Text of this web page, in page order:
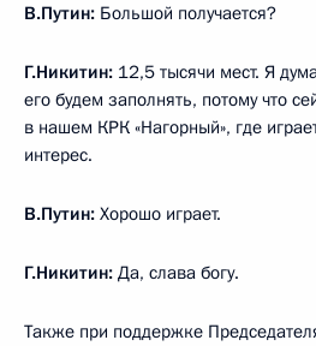
В.Путин: Большой получается?
Г.Никитин: 12,5 тысячи мест. Я
его будем заполнять, потому что
в нашем КРК «Нагорный», где
интерес.
В.Путин: Хорошо играет.
Г.Никитин: Да, слава богу.
Также при поддержке